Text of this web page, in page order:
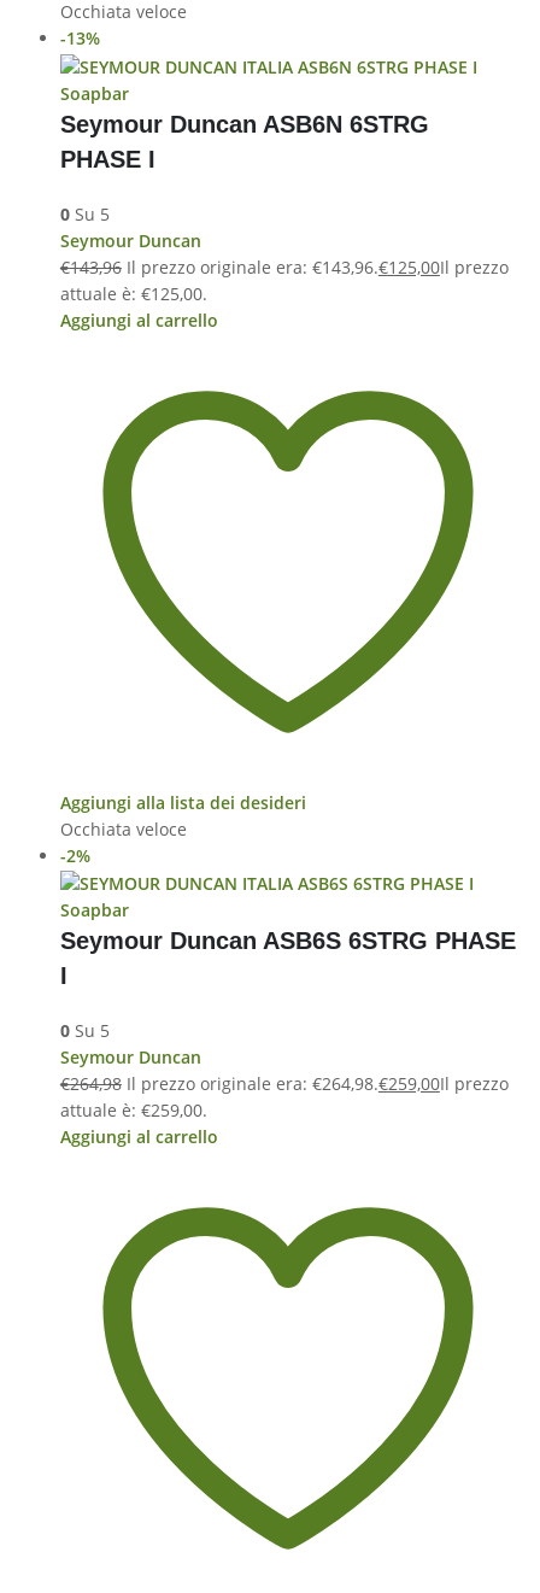
Occhiata veloce
-13%
Soapbar
Seymour Duncan ASB6N 6STRG
PHASE I
0Su 5
Seymour Duncan
€143,96 Il prezzo originale era: €143,96.€125,00Il prezzo
attuale è: €125,00.
Aggiungi al carrello
Aggiungi alla lista dei desideri
Occhiata veloce
-2%
Soapbar
Seymour Duncan ASB6S 6STRG PHASE
I
0Su 5
Seymour Duncan
€264,98 Il prezzo originale era: €264,98.€259,00Il prezzo
attuale è: €259,00.
Aggiungi al carrello